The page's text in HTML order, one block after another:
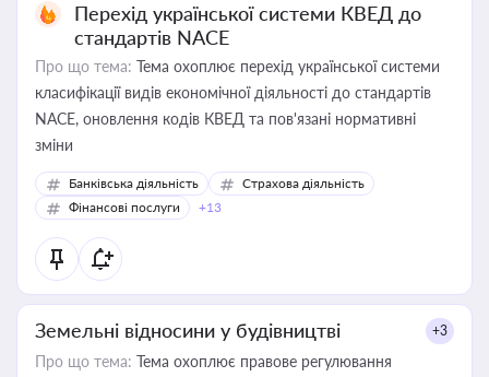
Перехід української системи КВЕД до
стандартів NACE
Про що тема: Тема охоплює перехід української системи
класифікації видів економічної діяльності до стандартів
NACE, оновлення кодів КВЕД та пов'язані нормативні
зміни
Банківська діяльність
Страхова діяльність
Фінансові послуги
+13
Земельні відносини у будівництві +3
Про що тема: Тема охоплює правове регулювання